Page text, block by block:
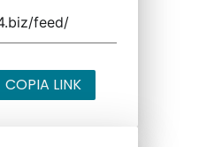
COPIA LINK